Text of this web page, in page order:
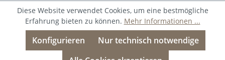
Diese Website verwendet Cookies, um eine bestmögliche
Erfahrung bieten zu können. Mehr Informationen ...
Nur technisch notwendige
Konfigurieren